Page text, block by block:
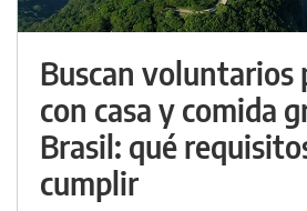
Buscan voluntarios
con casa y comida
Brasil: qué
cumplir